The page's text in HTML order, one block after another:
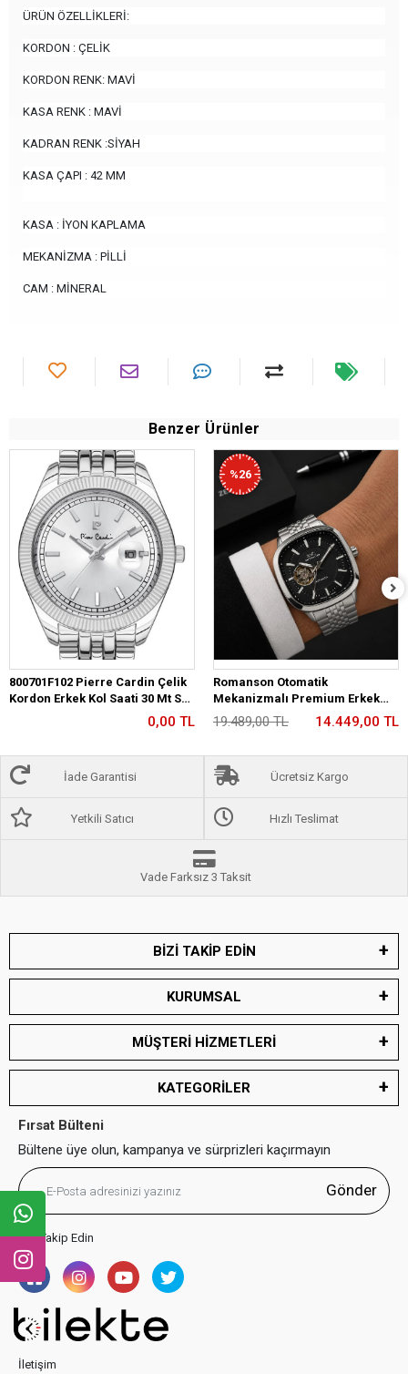
ÜRÜN ÖZELLİKLERİ:
KORDON : ÇELİK
KORDON RENK: MAVİ
KASA RENK : MAVİ
KADRAN RENK :SİYAH
KASA ÇAPI : 42 MM
KASA : İYON KAPLAMA
MEKANİZMA : PİLLİ
CAM : MİNERAL
Benzer Ürünler
800701F102 Pierre Cardin Çelik
Kordon Erkek Kol Saati 30 Mt Su
0,00 TL
%26
Romanson Otomatik
Mekanizmalı Premium Erkek
Kol Saati 5 ATM Suya Dayanıklı 2
Yıl Garantili RM2233.12
19.489,00 TL 14.449,00 TL
İade Garantisi Ücretsiz Kargo
Yetkili Satıcı Hızlı Teslimat
Vade Farksız 3 Taksit
BİZİ TAKİP EDİN
KURUMSAL
MÜŞTERİ HİZMETLERİ
KATEGORİLER
Fırsat Bülteni
Bültene üye olun, kampanya ve sürprizleri kaçırmayın
Gönder
Bizi Takip Edin
İletişim